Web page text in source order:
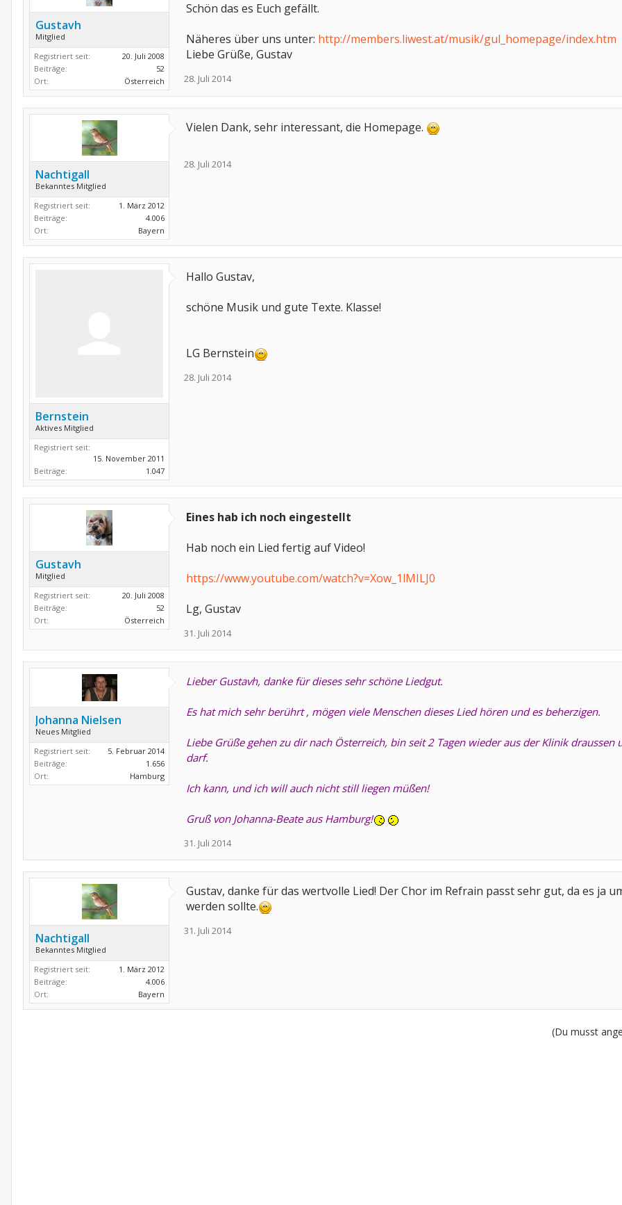
Gustavh
Mitglied
Registriert seit:
20. Juli 2008
Beiträge:
52
Ort:
Österreich
Schön das es Euch gefällt.
Näheres über uns unter: http://members.liwest.at/musik/gul_homepage/index.htm
Liebe Grüße, Gustav
28. Juli 2014
Nachtigall
Bekanntes Mitglied
Registriert seit:
1. März 2012
Beiträge:
4.006
Ort:
Bayern
Vielen Dank, sehr interessant, die Homepage.
28. Juli 2014
Bernstein
Aktives Mitglied
Registriert seit:
15. November 2011
Beiträge:
1.047
Hallo Gustav,
schöne Musik und gute Texte. Klasse!
LG Bernstein
28. Juli 2014
Gustavh
Mitglied
Registriert seit:
20. Juli 2008
Beiträge:
52
Ort:
Österreich
Eines hab ich noch eingestellt
Hab noch ein Lied fertig auf Video!
https://www.youtube.com/watch?v=Xow_1lMILJ0
Lg, Gustav
31. Juli 2014
Johanna Nielsen
Neues Mitglied
Registriert seit:
5. Februar 2014
Beiträge:
1.656
Ort:
Hamburg
Lieber Gustavh, danke für dieses sehr schöne Liedgut.
Es hat mich sehr berührt , mögen viele Menschen dieses Lied hören und es beherzigen.
Liebe Grüße gehen zu dir nach Österreich, bin seit 2 Tagen wieder aus der Klinik
darf.
Ich kann, und ich will auch nicht still liegen müßen!
Gruß von Johanna-Beate aus Hamburg!
31. Juli 2014
Nachtigall
Bekanntes Mitglied
Registriert seit:
1. März 2012
Beiträge:
4.006
Ort:
Bayern
Gustav, danke für das wertvolle Lied! Der Chor im Refrain passt sehr gut, da es ja
werden sollte.
31. Juli 2014
(Du musst